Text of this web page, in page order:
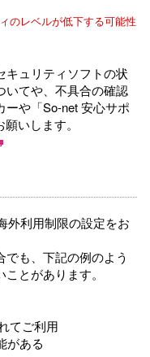
のレベルが低下する可能性
キュリティソフトの状
いてや、不具合の確認
や「So-net 安心サポ
いします。
外利用制限の設定をお
も、下記の例のよう
とがあります。
てご利用
がある